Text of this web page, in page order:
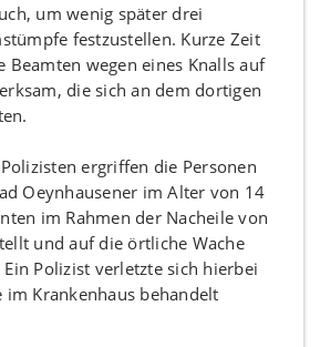
um wenig später drei
festzustellen. Kurze Zeit
Beamten wegen eines Knalls auf
die sich an dem dortigen
ergriffen die Personen
Oeynhausener im Alter von 14
im Rahmen der Nacheile von
und auf die örtliche Wache
Polizist verletzte sich hierbei
im Krankenhaus behandelt